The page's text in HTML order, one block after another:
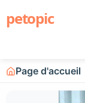
petopic
Page d'accueil